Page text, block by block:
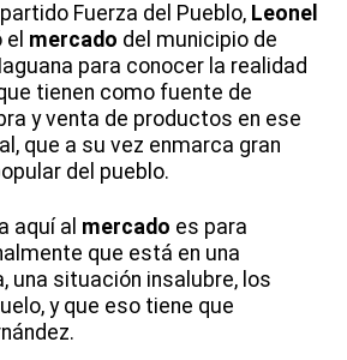
Fuerza del Pueblo, Leonel
mercado del municipio de
para conocer la realidad
tienen como fuente de
y venta de productos en ese
que a su vez enmarca gran
del pueblo.
aquí al mercado es para
que está en una
una situación insalubre, los
y que eso tiene que